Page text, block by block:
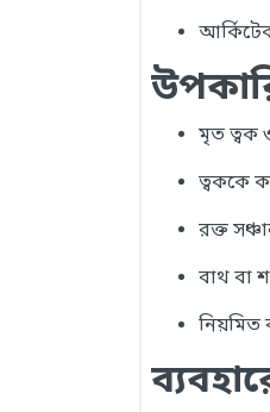
মৃত ত্বক
ত্বককে
রক্ত
বাথ বা
নিয়মিত